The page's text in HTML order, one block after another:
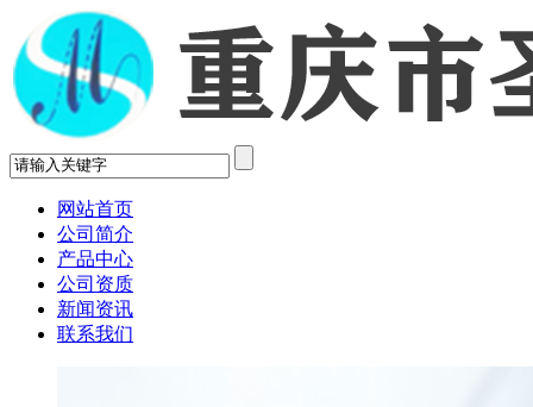
网站首页
公司简介
产品中心
公司资质
新闻资讯
联系我们